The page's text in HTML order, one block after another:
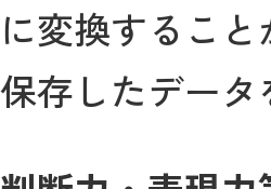
変換すること
存したデー